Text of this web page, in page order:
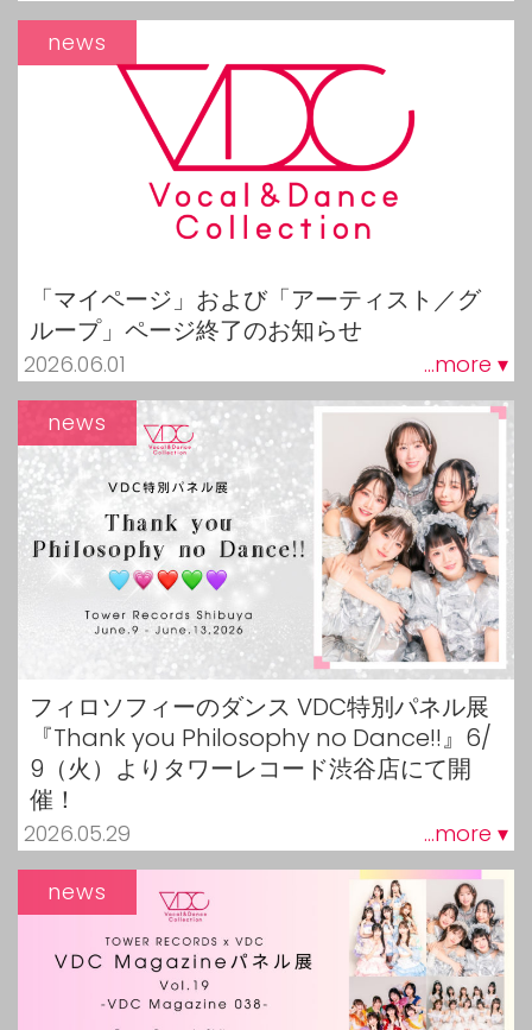
「マイページ」および「アーティスト／グ
ループ」ページ終了のお知らせ
2026.06.01 ...more ▾
news
フィロソフィーのダンス VDC特別パネル展
『Thank you Philosophy no Dance!!』6/
9（火）よりタワーレコード渋谷店にて開
催！
2026.05.29 ...more ▾
news
news